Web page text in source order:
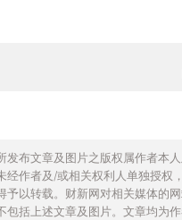
发布文章及图片之版权属作者本
经作者及/或相关权利人单独授权
予以转载。财新网对相关媒体的
包括上述文章及图片。文章均为作